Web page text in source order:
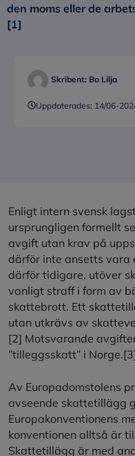
den moms eller de
[1]
Skribent: Bo Lilja
Uppdaterades: 14/06-
Enligt intern svensk
ursprungligen formellt
avgift utan krav på
därför inte ansetts
därför tidigare, utöver
vanligt straff i form av
skattebrott. Ett
utan utkrävs av
[2] Motsvarande
”tilleggsskatt” i Norge.
Av Europadomstolens
avseende skattetillägg
Europakonventionens
konventionen alltså är
Skattetillägg är med